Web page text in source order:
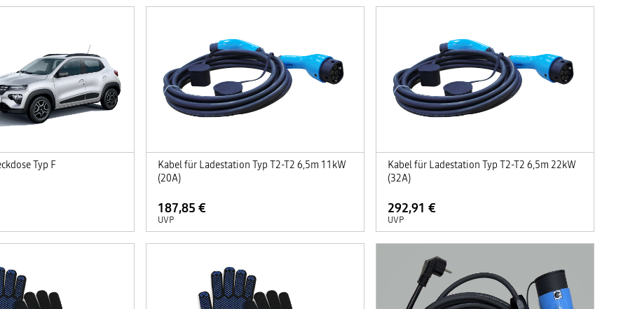
Typ F
Kabel für Ladestation Typ T2-T2 6,5m 11kW
(20A)
187,85 €
UVP
Kabel für Ladestation Typ T2-T2 6,5m 22kW
(32A)
292,91 €
UVP